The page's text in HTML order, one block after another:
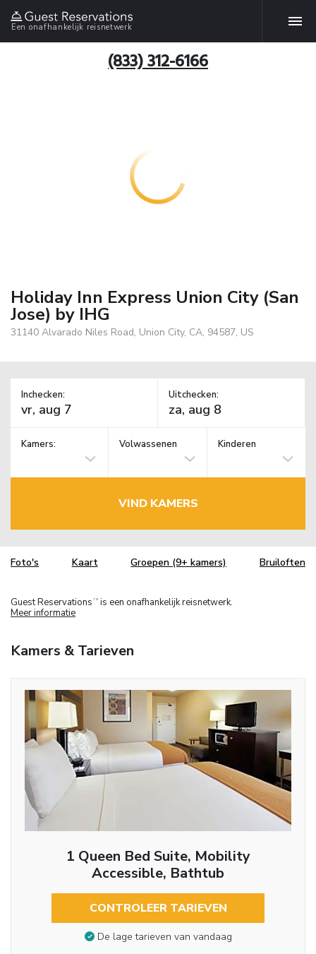
Een onafhankelijk reisnetwerk
(833) 312-6166
Holiday Inn Express Union City (San
Jose) by IHG
31140 Alvarado Niles Road, Union City, CA, 94587, US
Inchecken: Uitchecken:
Kamers: Volwassenen Kinderen
VIND KAMERS
Foto's Kaart Groepen (9+ kamers) Bruiloften
Guest Reservations TM is een onafhankelijk reisnetwerk.
Meer informatie
Kamers & Tarieven
1 Queen Bed Suite, Mobility
Accessible, Bathtub
CONTROLEER TARIEVEN
De lage tarieven van vandaag